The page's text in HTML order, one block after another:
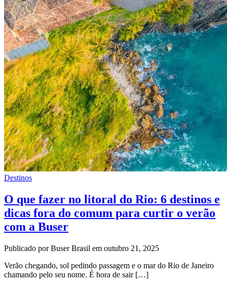
Destinos
O que fazer no litoral do Rio: 6 destinos e
dicas fora do comum para curtir o verão
com a Buser
Publicado por Buser Brasil em outubro 21, 2025
Verão chegando, sol pedindo passagem e o mar do Rio de Janeiro
chamando pelo seu nome. É hora de sair […]